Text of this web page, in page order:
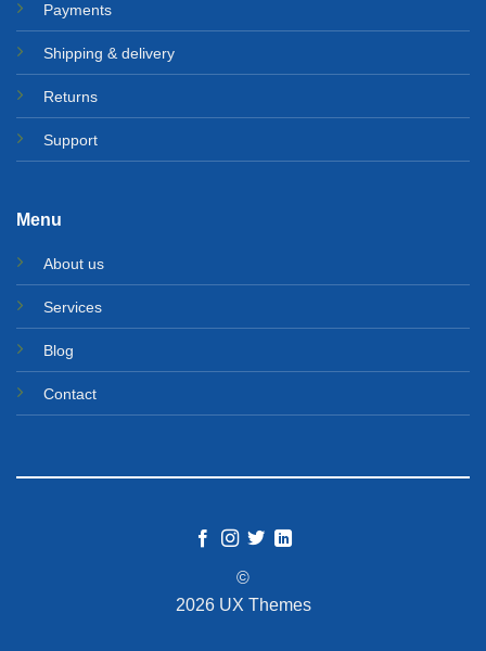
Payments
Shipping & delivery
Returns
Support
Menu
About us
Services
Blog
Contact
©
2026 UX Themes